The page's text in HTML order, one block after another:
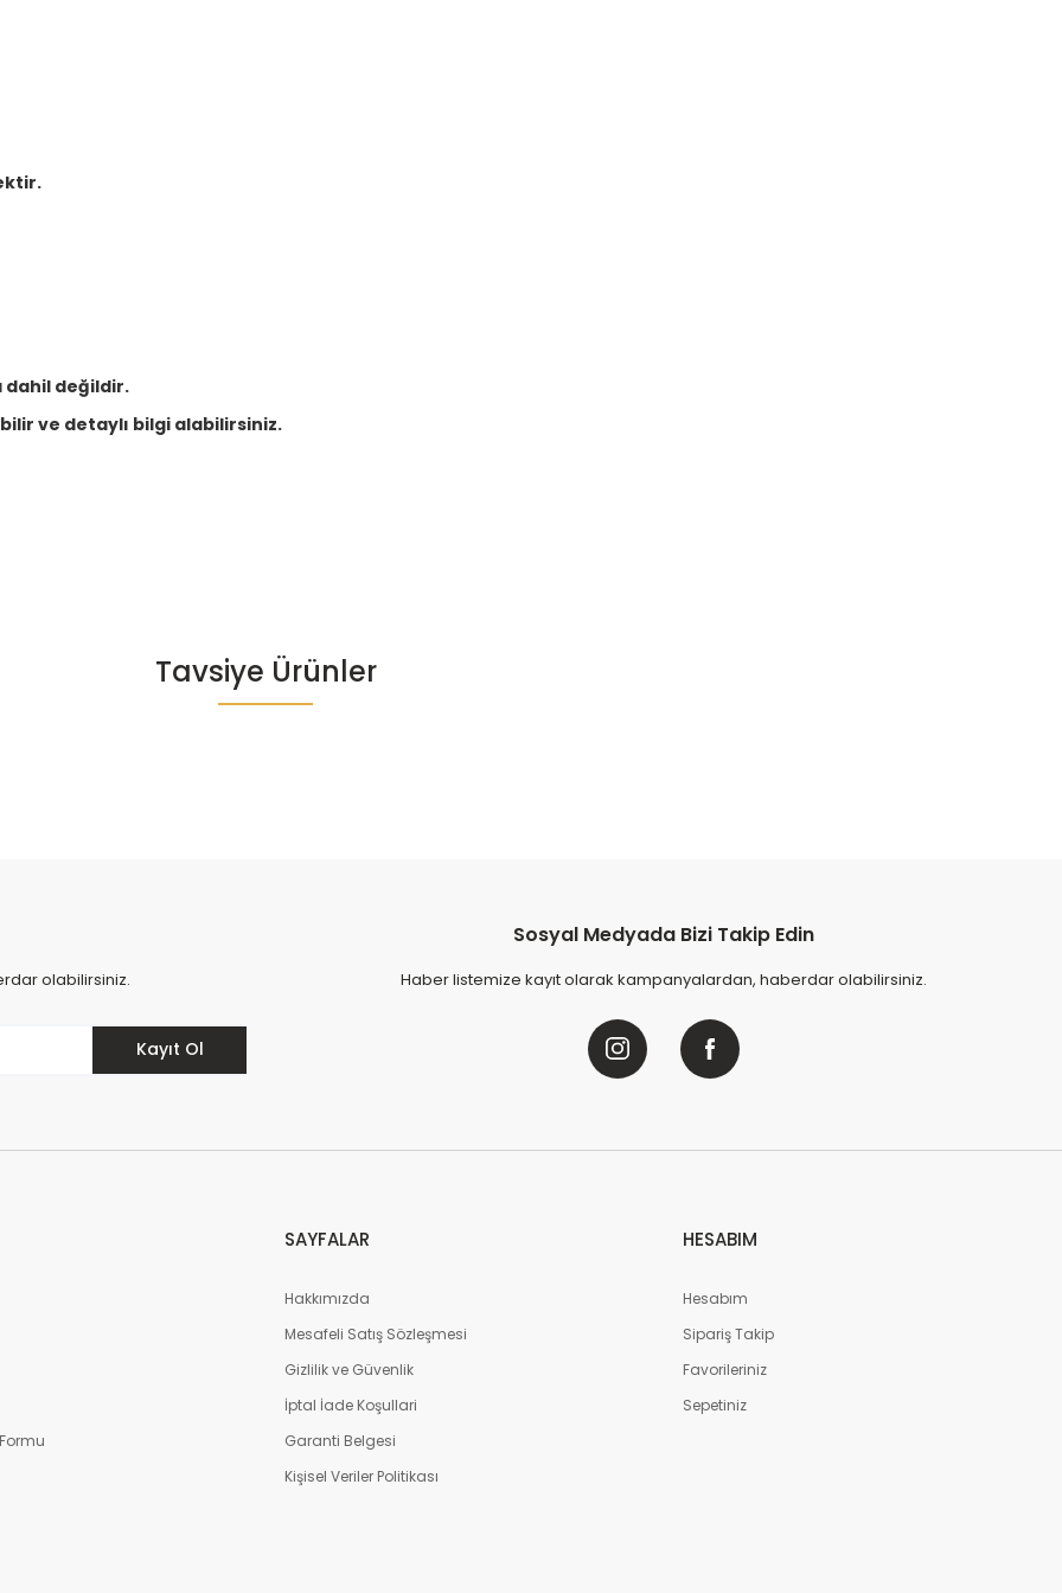
dahil değildir.
ve detaylı bilgi alabilirsiniz.
Yorum Yaz
Tavsiye Ürünler
olabilirsiniz.
Kayıt Ol
Sosyal Medyada Bizi Takip Edin
Haber listemize kayıt olarak kampanyalardan, haberdar olabilirsiniz.
SAYFALAR
Hakkımızda
Mesafeli Satış Sözleşmesi
Gizlilik ve Güvenlik
İptal İade Koşullari
Garanti Belgesi
Kişisel Veriler Politikası
HESABIM
Hesabım
Sipariş Takip
Favorileriniz
Sepetiniz